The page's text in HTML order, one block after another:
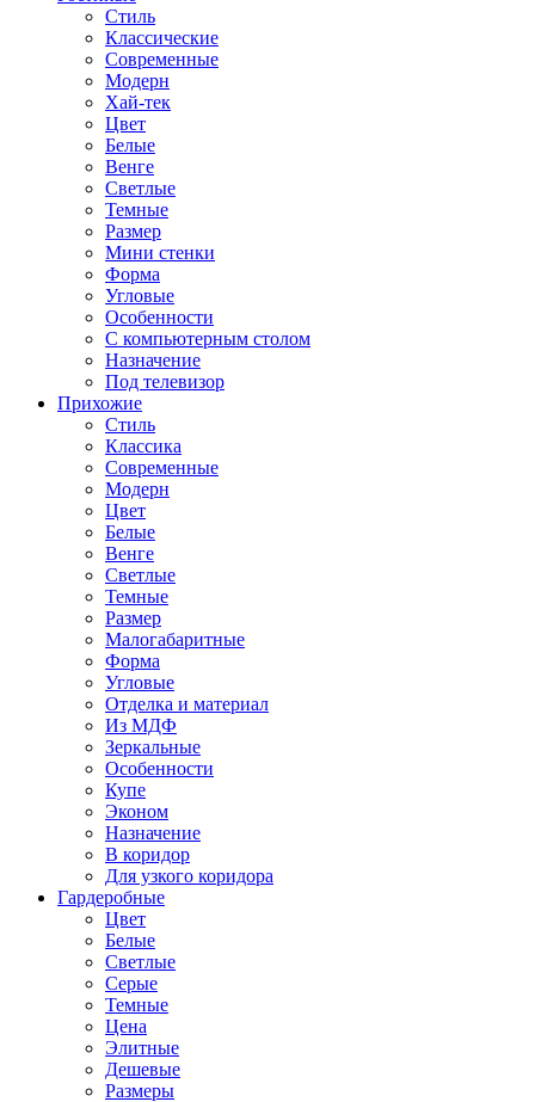
Стиль
Классические
Современные
Модерн
Хай-тек
Цвет
Белые
Венге
Светлые
Темные
Размер
Мини стенки
Форма
Угловые
Особенности
С компьютерным столом
Назначение
Под телевизор
Прихожие
Стиль
Классика
Современные
Модерн
Цвет
Белые
Венге
Светлые
Темные
Размер
Малогабаритные
Форма
Угловые
Отделка и материал
Из МДФ
Зеркальные
Особенности
Купе
Эконом
Назначение
В коридор
Для узкого коридора
Гардеробные
Цвет
Белые
Светлые
Серые
Темные
Цена
Элитные
Дешевые
Размеры